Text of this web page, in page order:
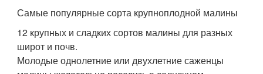
Самые популярные сорта крупноплодной малины
12 крупных и сладких сортов малины для разных
широт и почв.
Молодые однолетние или двухлетние саженцы